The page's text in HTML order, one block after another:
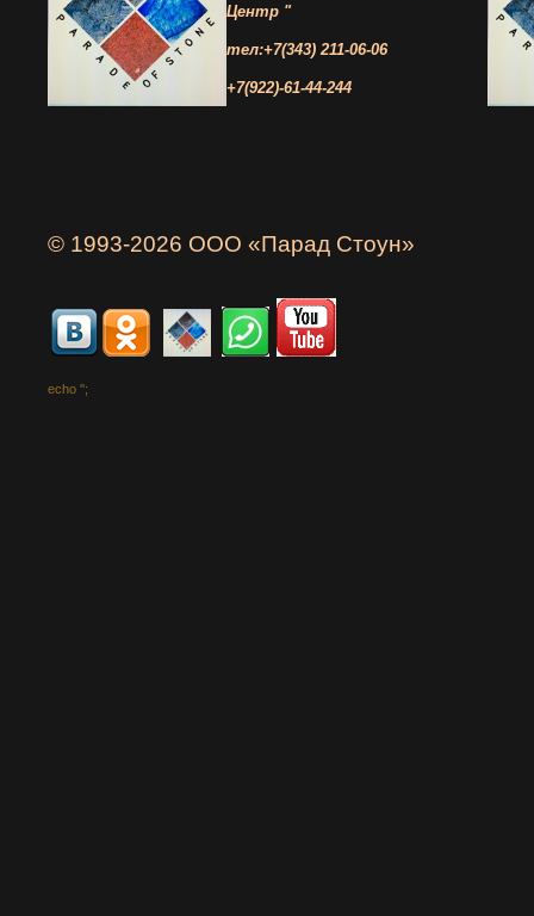
Центр "
тел:+7(343) 211-06-06
+7(922)-61-44-244
© 1993-2026 ООО «Парад Стоун»
echo '';